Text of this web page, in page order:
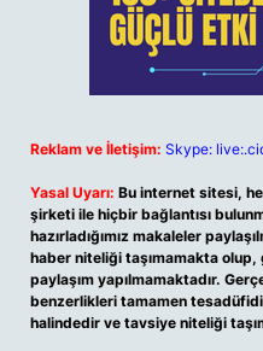
Reklam ve İletişim: Skype:
Yasal Uyarı: Bu internet sitesi,
şirketi ile hiçbir bağlantısı
hazırladığımız makaleler
haber niteliği taşımamakta
paylaşım yapılmamaktadır.
benzerlikleri tamamen
halindedir ve tavsiye niteliği